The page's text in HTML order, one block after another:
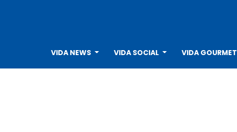
VIDA NEWS VIDA SOCIAL VIDA GOURMET